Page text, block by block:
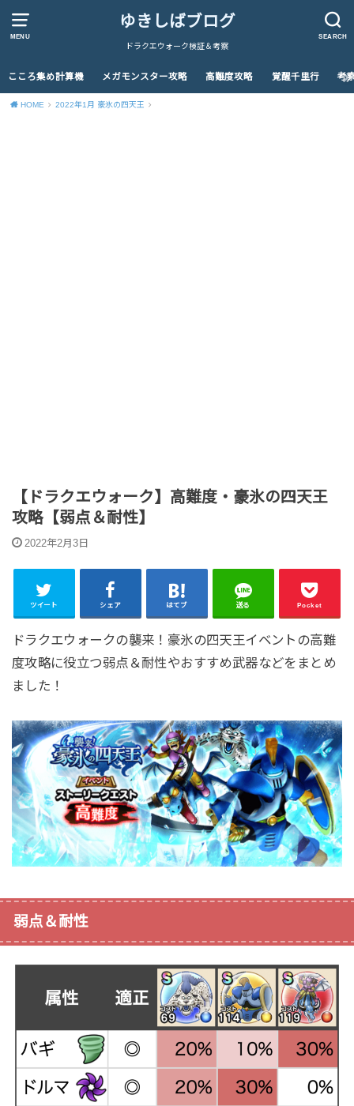
MENU SEARCH
ゆきしばブログ
ドラクエウォーク検証＆考察
こころ集め計算機 メガモンスター攻略 高難度攻略 覚醒千里行 考
HOME 2022年1月 豪氷の四天王
【ドラクエウォーク】高難度・豪氷の四天王
攻略【弱点＆耐性】
2022年2月3日
ツイート シェア はてブ 送る Pocket
ドラクエウォークの襲来！豪氷の四天王イベントの高難
度攻略に役立つ弱点＆耐性やおすすめ武器などをまとめ
ました！
弱点＆耐性